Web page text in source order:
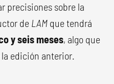
precisiones sobre la
de LAM que tendrá
y seis meses, algo que
edición anterior.